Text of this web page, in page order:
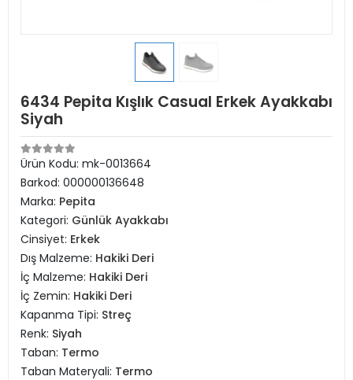
6434 Pepita Kışlık Casual Erkek Ayakkabı
Siyah
Ürün Kodu: mk-0013664
Barkod: 000000136648
Marka: Pepita
Kategori: Günlük Ayakkabı
Cinsiyet: Erkek
Dış Malzeme: Hakiki Deri
İç Malzeme: Hakiki Deri
İç Zemin: Hakiki Deri
Kapanma Tipi: Streç
Renk: Siyah
Taban: Termo
Taban Materyali: Termo